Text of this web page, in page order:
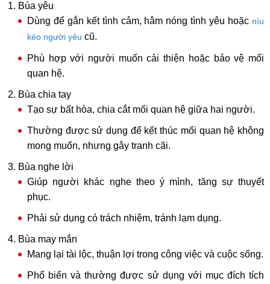
Bùa yêu
Dùng để gắn kết tình cảm, hâm nóng tình yêu hoặc níu
kéo người yêu cũ.
Phù hợp với người muốn cải thiện hoặc bảo vệ mối
quan hệ.
Bùa chia tay
Tạo sự bất hòa, chia cắt mối quan hệ giữa hai người.
Thường được sử dụng để kết thúc mối quan hệ không
mong muốn, nhưng gây tranh cãi.
Bùa nghe lời
Giúp người khác nghe theo ý mình, tăng sự thuyết
phục.
Phải sử dụng có trách nhiệm, tránh lạm dụng.
Bùa may mắn
Mang lại tài lộc, thuận lợi trong công việc và cuộc sống.
Phổ biến và thường được sử dụng với mục đích tích